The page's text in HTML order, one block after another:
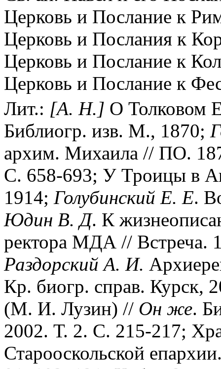
Церковь и Послание к
Церковь и Послания к
Церковь и Послание к
Церковь и Послание к
Лит.: [А. Н.] О Толковом
Библиогр. изв. М., 1870;
архим. Михаила // ПО.
С. 658-693; У Троицы в
1914; Голубинский Е. Е.
Юдин В. Д. К
ректора МДА // Встреча.
Раздорский А. И.
Кр. биогр. справ. Курск,
(М. И. Лузин) // Он же.
2002. Т. 2. С. 215-217;
Старооскольской